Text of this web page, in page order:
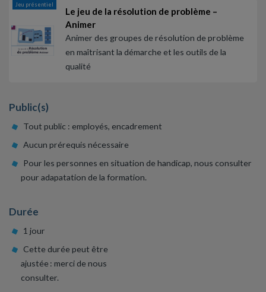
Jeu présentiel
Le jeu de la résolution de problème –
Animer
Animer des groupes de résolution de problème
en maîtrisant la démarche et les outils de la
qualité
Public(s)
Tout public : employés, encadrement
Aucun prérequis nécessaire
Pour les personnes en situation de handicap, nous consulter
pour adapatation de la formation.
Durée
1 jour
Cette durée peut être
ajustée : merci de nous
consulter.